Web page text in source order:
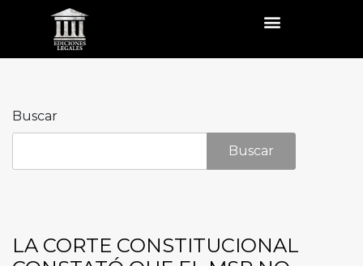
Buscar
Buscar
LA CORTE CONSTITUCIONAL